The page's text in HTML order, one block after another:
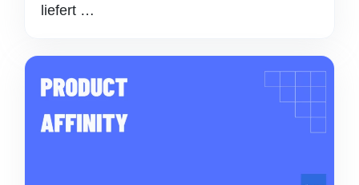
liefert …